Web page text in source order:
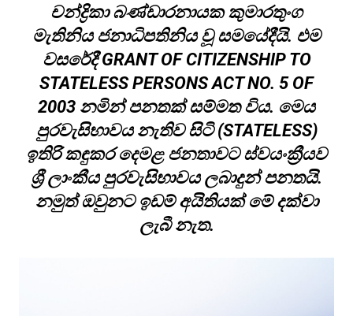
චන්ද්‍රිකා බණ්ඩාරනායක කුමාරතුංග
මැතිනිය ජනාධිපතිනිය වූ සමයේදීයි. එම
වසරේදී GRANT OF CITIZENSHIP TO
STATELESS PERSONS ACT NO. 5 OF
2003 නමින් පනතක් සම්මත විය. මෙය
පුරවැසිභාවය නැතිව සිටි (STATELESS)
ඉතිරි කඳුකර දෙමළ ජනතාවට ස්වයංක්‍රීයව
ශ්‍රී ලාංකීය පුරවැසිභාවය ලබාදුන් පනතයි.
නමුත් ඔවුනට ඉඩම් අයිතියක් මේ දක්වා
ලැබී නැත.